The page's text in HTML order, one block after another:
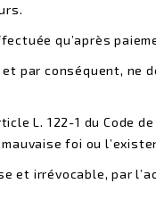
qu’après
par conséquent,
L. 122-1 du
foi ou
et irrévocable, par